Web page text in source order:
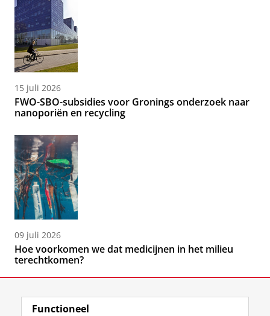
15 juli 2026
FWO-SBO-subsidies voor Gronings onderzoek naar
nanoporiën en recycling
09 juli 2026
Hoe voorkomen we dat medicijnen in het milieu
terechtkomen?
Functioneel